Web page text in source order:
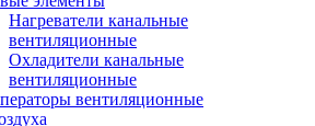
Нагреватели канальные
вентиляционные
Охладители канальные
вентиляционные
вентиляционные